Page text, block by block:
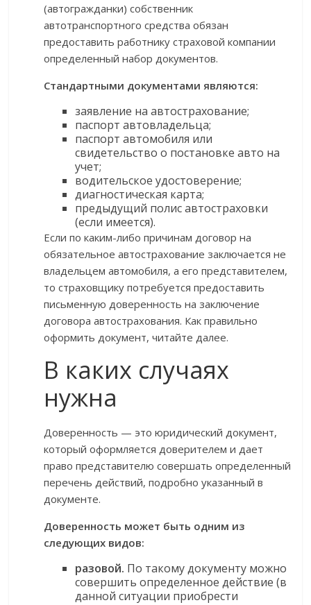
(автогражданки) собственник
автотранспортного средства обязан
предоставить работнику страховой компании
определенный набор документов.
Стандартными документами являются:
заявление на автострахование;
паспорт автовладельца;
паспорт автомобиля или
свидетельство о постановке авто на
учет;
водительское удостоверение;
диагностическая карта;
предыдущий полис автостраховки
(если имеется).
Если по каким-либо причинам договор на
обязательное автострахование заключается не
владельцем автомобиля, а его представителем,
то страховщику потребуется предоставить
письменную доверенность на заключение
договора автострахования. Как правильно
оформить документ, читайте далее.
В каких случаях
нужна
Доверенность — это юридический документ,
который оформляется доверителем и дает
право представителю совершать определенный
перечень действий, подробно указанный в
документе.
Доверенность может быть одним из
следующих видов:
разовой. По такому документу можно
совершить определенное действие (в
данной ситуации приобрести